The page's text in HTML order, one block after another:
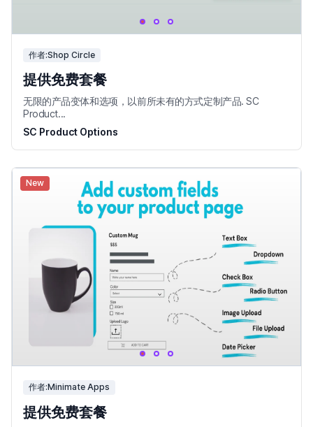
作者:Shop Circle
提供免费套餐
无限的产品变体和选项，以前所未有的方式定制产品. SC
Product...
SC Product Options
New
作者:Minimate Apps
提供免费套餐